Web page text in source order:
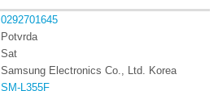
0292701645
Potvrda
Sat
Samsung Electronics Co., Ltd. Korea
SM-L355F